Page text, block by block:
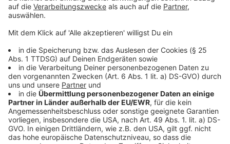
Staus in Düsseldorf: Viele Stunden im Auto
Anzeige
Folge uns für mehr News & Updates:
Anzeige
Instagram|Facebook| WhatsApp-Kanal
Anzeige